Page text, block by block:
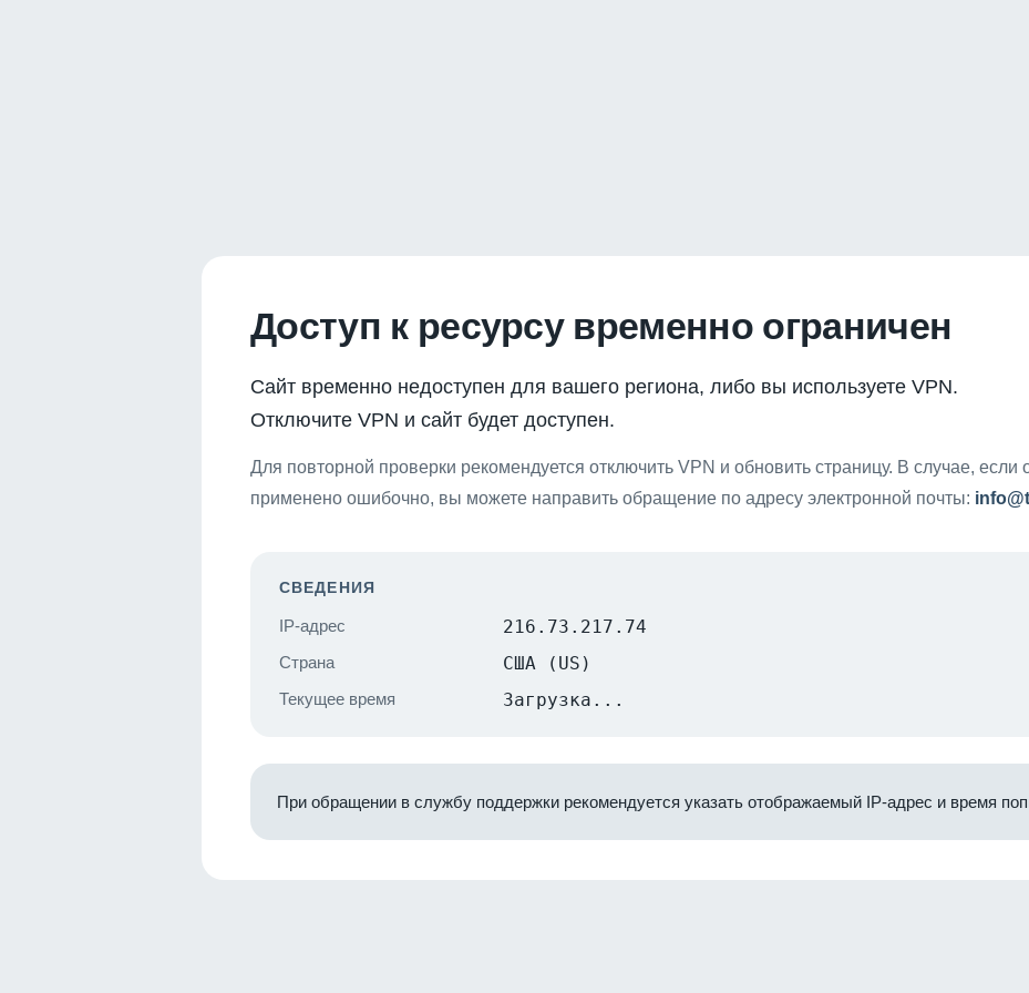
Доступ к ресурсу временно ограничен
Сайт временно недоступен для вашего региона, либо вы используете VPN.
Отключите VPN и сайт будет доступен.
Для повторной проверки рекомендуется отключить VPN и обновить страницу. В случае, если
применено ошибочно, вы можете направить обращение по адресу электронной почты:
СВЕДЕНИЯ
IP-адрес 216.73.217.74
Страна США (US)
Текущее время Загрузка...
При обращении в службу поддержки рекомендуется указать отображаемый IP-адрес и время